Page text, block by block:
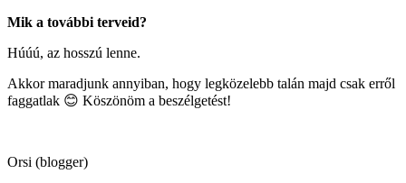
Mik a további terveid?
Húúú, az hosszú lenne.
Akkor maradjunk annyiban, hogy legközelebb talán majd csak erről
faggatlak 😊 Köszönöm a beszélgetést!
Orsi (blogger)